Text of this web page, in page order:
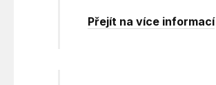
Přejít na více informací